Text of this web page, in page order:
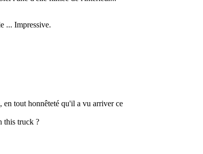
... Impressive.
en tout honnêteté qu'il a vu arriver ce
this truck ?